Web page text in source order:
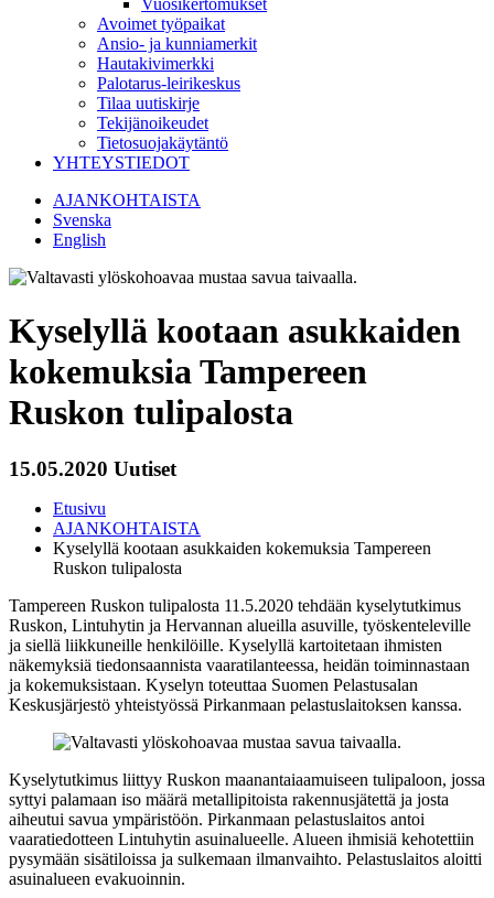
Vuosikertomukset
Avoimet työpaikat
Ansio- ja kunniamerkit
Hautakivimerkki
Palotarus-leirikeskus
Tilaa uutiskirje
Tekijänoikeudet
Tietosuojakäytäntö
YHTEYSTIEDOT
AJANKOHTAISTA
Svenska
English
Kyselyllä kootaan asukkaiden
kokemuksia Tampereen
Ruskon tulipalosta
15.05.2020 Uutiset
Etusivu
AJANKOHTAISTA
Kyselyllä kootaan asukkaiden kokemuksia Tampereen
Ruskon tulipalosta
Tampereen Ruskon tulipalosta 11.5.2020 tehdään kyselytutkimus
Ruskon, Lintuhytin ja Hervannan alueilla asuville, työskenteleville
ja siellä liikkuneille henkilöille. Kyselyllä kartoitetaan ihmisten
näkemyksiä tiedonsaannista vaaratilanteessa, heidän toiminnastaan
ja kokemuksistaan. Kyselyn toteuttaa Suomen Pelastusalan
Keskusjärjestö yhteistyössä Pirkanmaan pelastuslaitoksen kanssa.
Kyselytutkimus liittyy Ruskon maanantaiaamuiseen tulipaloon, jossa
syttyi palamaan iso määrä metallipitoista rakennusjätettä ja josta
aiheutui savua ympäristöön. Pirkanmaan pelastuslaitos antoi
vaaratiedotteen Lintuhytin asuinalueelle. Alueen ihmisiä kehotettiin
pysymään sisätiloissa ja sulkemaan ilmanvaihto. Pelastuslaitos aloitti
asuinalueen evakuoinnin.